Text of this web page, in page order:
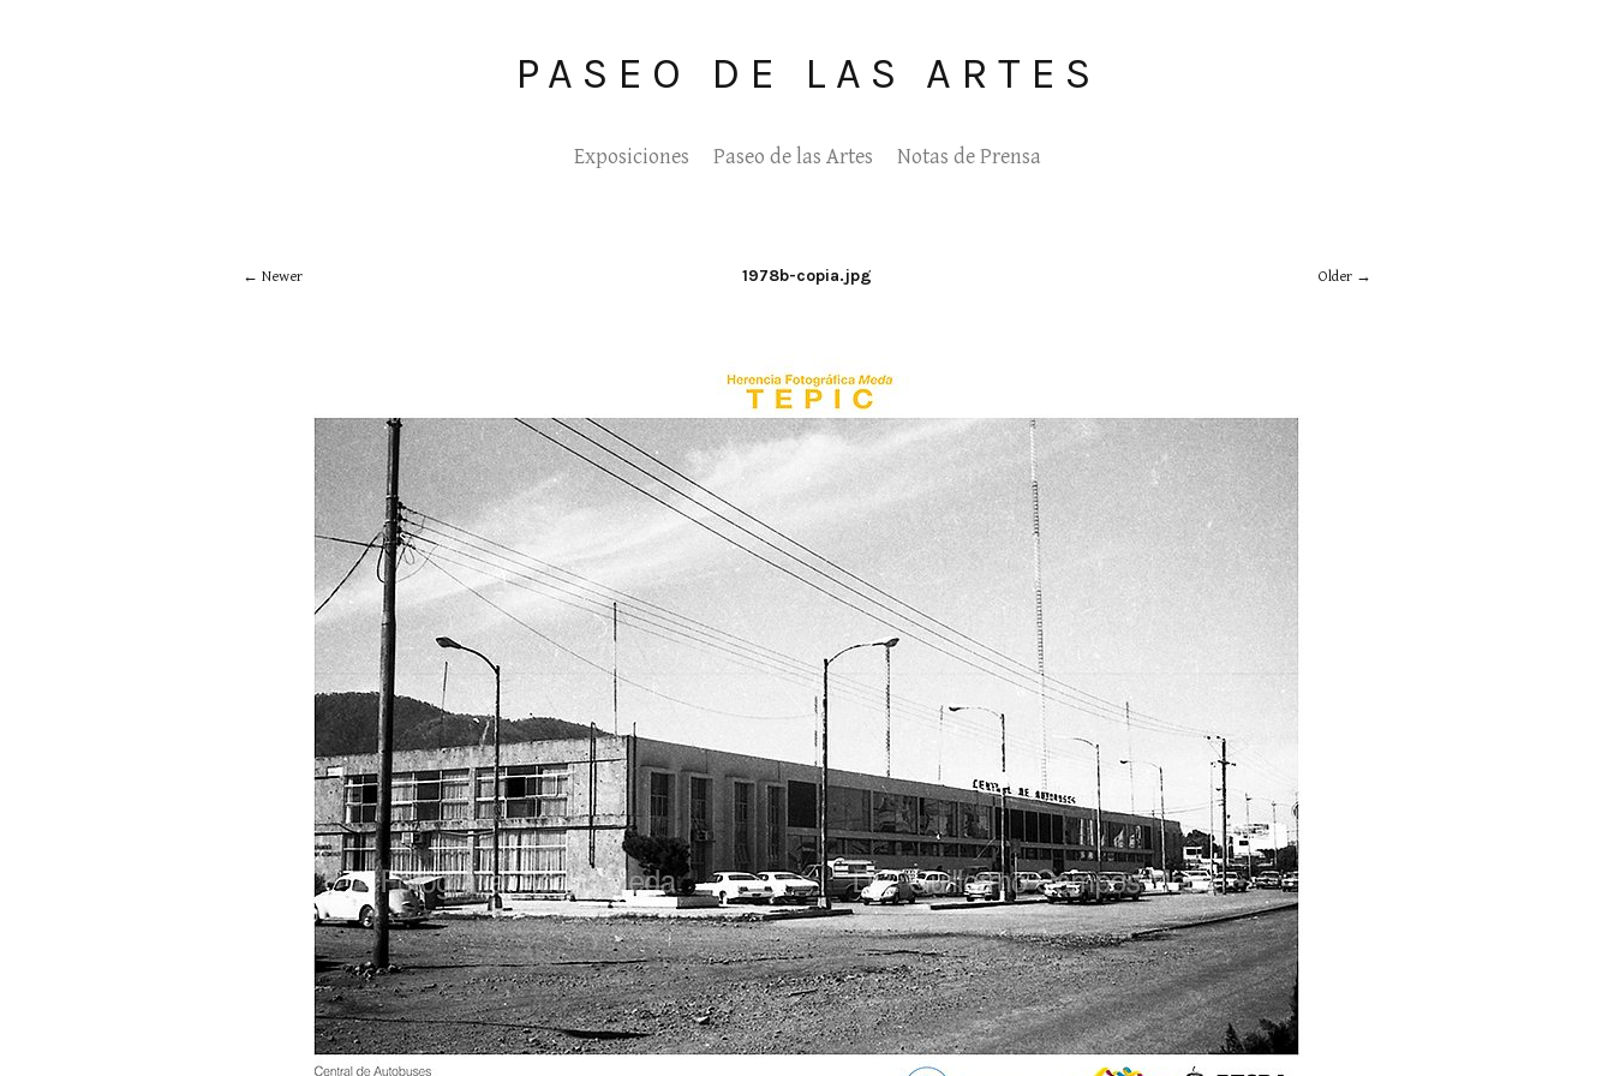
PASEO DE LAS ARTES
Exposiciones Paseo de las Artes Notas de Prensa
Newer 1978b-copia.jpg Older